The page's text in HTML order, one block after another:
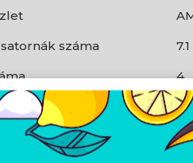
száma
4
Gen 1) csatlakozók
1